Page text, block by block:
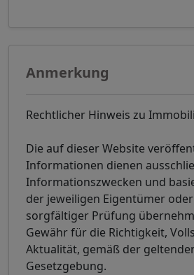
Anmerkung
Rechtlicher Hinweis zu
Die auf dieser Website
Informationen dienen
Informationszwecken und
der jeweiligen Eigentümer
sorgfältiger Prüfung
Gewähr für die Richtigkeit,
Aktualität, gemäß der
Gesetzgebung.